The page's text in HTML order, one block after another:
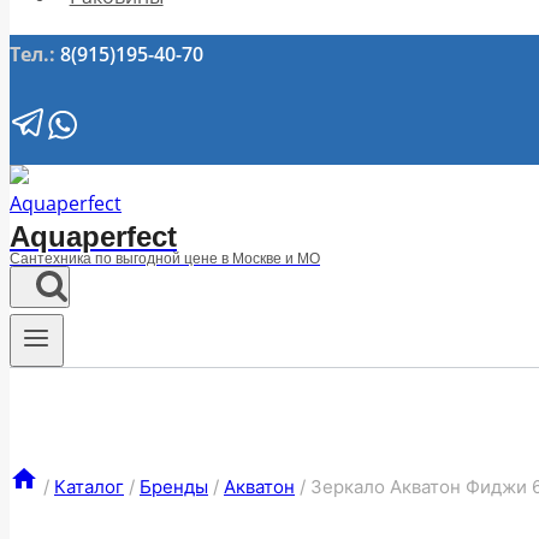
Тел.: 8(915)195-40-70
Aquaperfect
Сантехника по выгодной цене в Москве и МО
/ Каталог / Бренды / Акватон / Зеркало Акватон Фиджи